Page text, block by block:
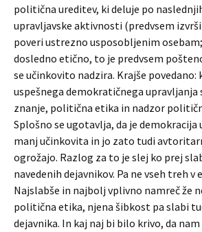
politična ureditev, ki deluje po
upravljavske aktivnosti (predvsem
poveri ustrezno usposobljenim
dosledno etično, to je predvsem
se učinkovito nadzira. Krajše povedano:
uspešnega demokratičnega upravljanja
znanje, politična etika in nadzor
Splošno se ugotavlja, da je demokracija
manj učinkovita in jo zato tudi
ogrožajo. Razlog za to je slej ko prej
navedenih dejavnikov. Pa ne vseh treh v
Najslabše in najbolj vplivno namreč že
politična etika, njena šibkost pa slabi
dejavnika. In kaj naj bi bilo krivo, da